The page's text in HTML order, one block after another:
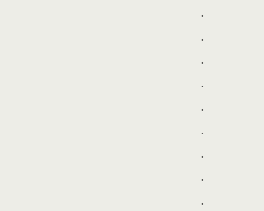
.
.
.
.
.
.
.
.
.